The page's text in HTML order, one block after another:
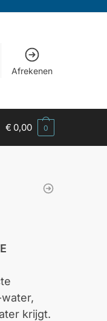
Afrekenen
€ 0,00 0
krijgt.